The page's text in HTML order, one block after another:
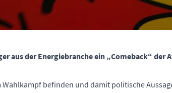
aus der Energiebranche ein „Comeback“
befinden und damit politische